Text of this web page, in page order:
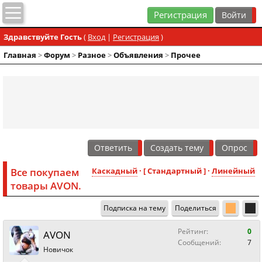
Регистрация
Здравствуйте Гость( Вход| Регистрация )
Главная >Форум > Разное>Объявления > Прочее
Ответить Создать тему Опрос
Каскадный· [ Стандартный ] · Линейный
Все покупаем
товары AVON.
Подписка на тему Поделиться
AVON
Новичок
Рейтинг:
0
Сообщений:
7